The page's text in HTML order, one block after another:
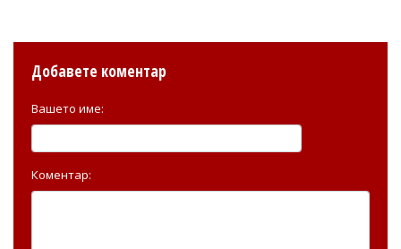
Добавете коментар
Вашето име:
Коментар: